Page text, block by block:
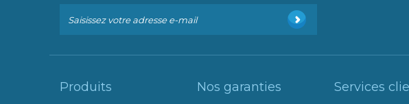
Produits Nos garanties Services